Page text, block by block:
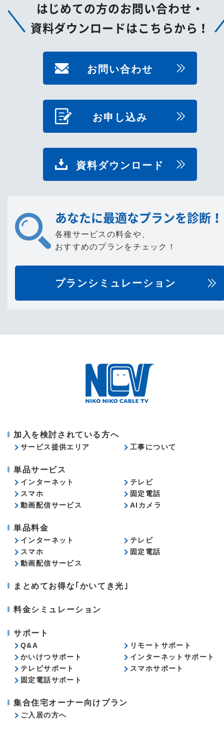
はじめての方のお問い合わせ・
資料ダウンロードはこちらから！
お問い合わせ
お申し込み
資料ダウンロード
あなたに最適なプランを診断！
各種サービスの料金や、
おすすめのプランをチェック！
プランシミュレーション
加入を検討されている方へ
サービス提供エリア 工事について
単品サービス
インターネット
テレビ
スマホ
固定電話
動画配信サービス
AIカメラ
単品料金
インターネット
テレビ
スマホ
固定電話
動画配信サービス
まとめてお得な｢かいてき光｣
料金シミュレーション
サポート
Q&A
リモートサポート
かいけつサポート
インターネットサポート
テレビサポート
スマホサポート
固定電話サポート
集合住宅オーナー向けプラン
ご入居の方へ